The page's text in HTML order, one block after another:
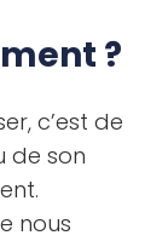
?
c’est de
de son
nous